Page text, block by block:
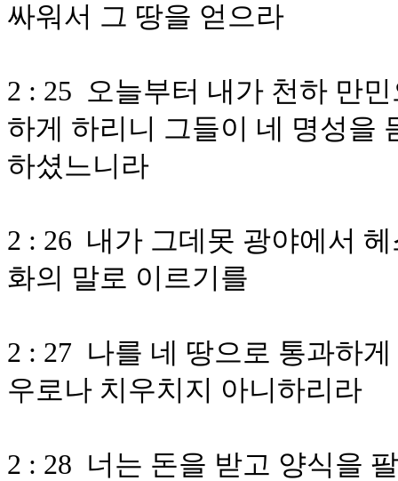
싸워서 그 땅을 얻으라
2 : 25 오늘부터 내가 천하 만
하게 하리니 그들이 네 명성을
하셨느니라
2 : 26 내가 그데못 광야에서
화의 말로 이르기를
2 : 27 나를 네 땅으로 통과하
우로나 치우치지 아니하리라
2 : 28 너는 돈을 받고 양식을